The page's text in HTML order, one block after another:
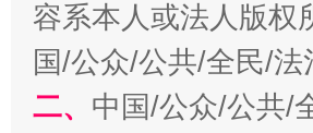
揭批美国五大"原罪"
容系本人或法人版权
国/公众/公共/全民/
二、 中国/公众/公共/